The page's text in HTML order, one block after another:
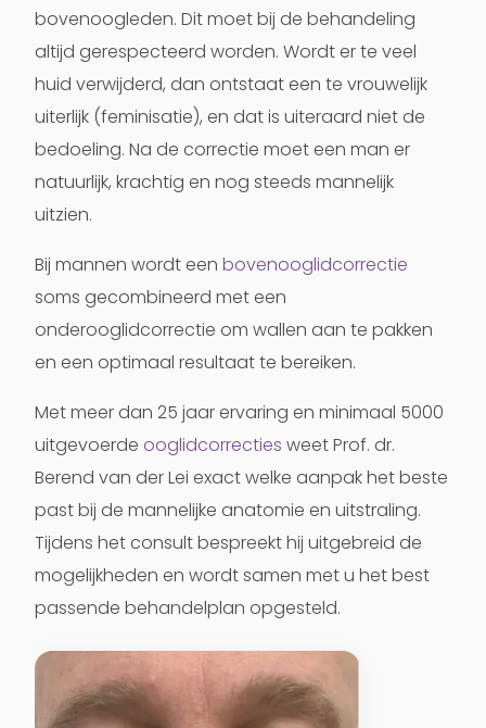
bovenoogleden. Dit moet bij de behandeling
altijd gerespecteerd worden. Wordt er te veel
huid verwijderd, dan ontstaat een te vrouwelijk
uiterlijk (feminisatie), en dat is uiteraard niet de
bedoeling. Na de correctie moet een man er
natuurlijk, krachtig en nog steeds mannelijk
uitzien.
Bij mannen wordt een bovenooglidcorrectie
soms gecombineerd met een
onderooglidcorrectie om wallen aan te pakken
en een optimaal resultaat te bereiken.
Met meer dan 25 jaar ervaring en minimaal 5000
uitgevoerde ooglidcorrecties weet Prof. dr.
Berend van der Lei exact welke aanpak het beste
past bij de mannelijke anatomie en uitstraling.
Tijdens het consult bespreekt hij uitgebreid de
mogelijkheden en wordt samen met u het best
passende behandelplan opgesteld.